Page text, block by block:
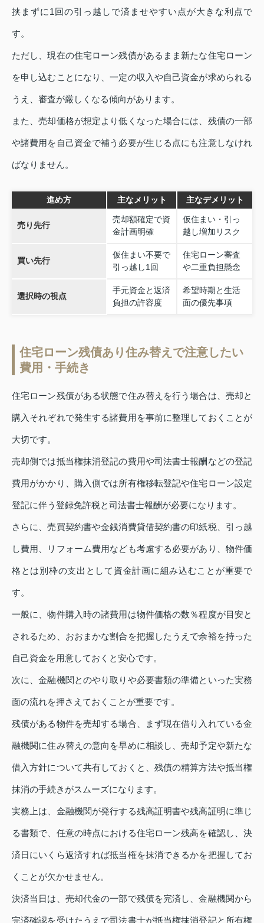
挟まずに1回の引っ越しで済ませやすい点が大きな利点で
す。
ただし、現在の住宅ローン残債があるまま新たな住宅ローン
を申し込むことになり、一定の収入や自己資金が求められる
うえ、審査が厳しくなる傾向があります。
また、売却価格が想定より低くなった場合には、残債の一部
や諸費用を自己資金で補う必要が生じる点にも注意しなけれ
ばなりません。
進め方 主なメリット 主なデメリット
売り先行
売却額確定で資
金計画明確
仮住まい・引っ
越し増加リスク
買い先行
仮住まい不要で
引っ越し1回
住宅ローン審査
や二重負担懸念
選択時の視点
手元資金と返済
負担の許容度
希望時期と生活
面の優先事項
住宅ローン残債あり住み替えで注意したい
費用・手続き
住宅ローン残債がある状態で住み替えを行う場合は、売却と
購入それぞれで発生する諸費用を事前に整理しておくことが
大切です。
売却側では抵当権抹消登記の費用や司法書士報酬などの登記
費用がかかり、購入側では所有権移転登記や住宅ローン設定
登記に伴う登録免許税と司法書士報酬が必要になります。
さらに、売買契約書や金銭消費貸借契約書の印紙税、引っ越
し費用、リフォーム費用なども考慮する必要があり、物件価
格とは別枠の支出として資金計画に組み込むことが重要で
す。
一般に、物件購入時の諸費用は物件価格の数％程度が目安と
されるため、おおまかな割合を把握したうえで余裕を持った
自己資金を用意しておくと安心です。
次に、金融機関とのやり取りや必要書類の準備といった実務
面の流れを押さえておくことが重要です。
残債がある物件を売却する場合、まず現在借り入れている金
融機関に住み替えの意向を早めに相談し、売却予定や新たな
借入方針について共有しておくと、残債の精算方法や抵当権
抹消の手続きがスムーズになります。
実務上は、金融機関が発行する残高証明書や残高証明に準じ
る書類で、任意の時点における住宅ローン残高を確認し、決
済日にいくら返済すれば抵当権を抹消できるかを把握してお
くことが欠かせません。
決済当日は、売却代金の一部で残債を完済し、金融機関から
完済確認を受けたうえで司法書士が抵当権抹消登記と所有権